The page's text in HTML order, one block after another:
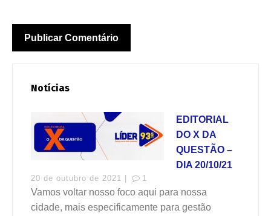
Notícias
EDITORIAL
DO X DA
QUESTÃO –
DIA 20/10/21
20 de outubro de 2021 | 1
Vamos voltar nosso foco aqui para nossa
cidade, mais especificamente para gestão